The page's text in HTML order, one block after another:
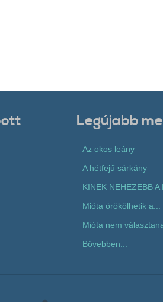
Legújabb
Az okos leány
A hétfejű sárkány
KINEK NEHEZEBB A
Mióta örökölhetik a...
Mióta nem
Bővebben...